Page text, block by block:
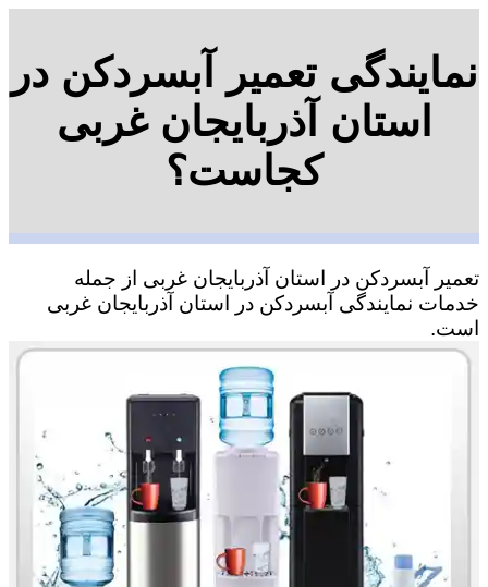
نمایندگی تعمیر آبسردکن در
استان آذربایجان غربی
کجاست؟
تعمیر آبسردکن در استان آذربایجان غربی از جمله
خدمات نمایندگی آبسردکن در استان آذربایجان غربی
است.